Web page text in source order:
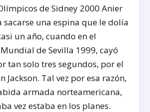
de Sidney 2000 Anier
sacarse una espina que le dolía
un año, cuando en el
de Sevilla 1999, cayó
tan solo tres segundos, por el
Jackson. Tal vez por esa razón,
armada norteamericana,
vez estaba en los planes.